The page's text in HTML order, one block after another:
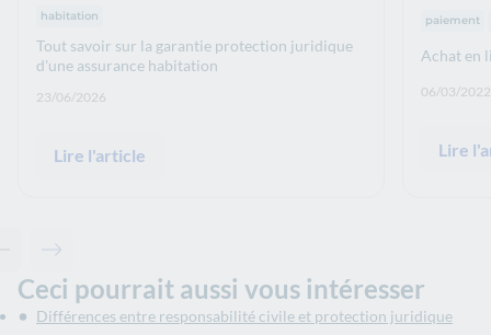
Thématiques : :
habitation
Tout savoir sur la garantie protection juridique
d'une assurance habitation
Date de publication: :
23/06/2026
Lire l'article
paiement
Achat en
Date de
06/03/2022
Lire
Contenu précédent - Articles associés
Contenu suivant - Articles associés
Ceci pourrait aussi vous intéresser
Différences entre responsabilité civile et protection juridique